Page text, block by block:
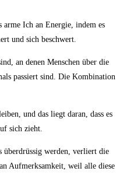
arme Ich an Energie, indem es
und sich beschwert.
an denen Menschen über die
passiert sind. Die Kombination
und das liegt daran, dass es
sich zieht.
überdrüssig werden, verliert die
Aufmerksamkeit, weil alle diese